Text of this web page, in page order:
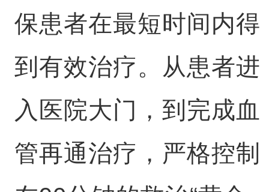
保患者在最短时间内得
到有效治疗。从患者进
入医院大门，到完成血
管再通治疗，严格控制